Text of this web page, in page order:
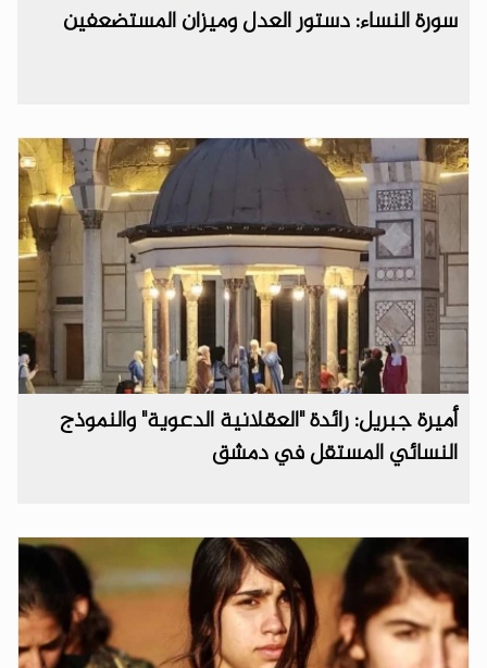
سورة النساء: دستور العدل وميزان المستضعفين
أميرة جبريل: رائدة "العقلانية الدعوية" والنموذج
النسائي المستقل في دمشق